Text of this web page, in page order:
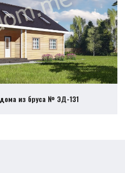
из бруса № ЭД-131